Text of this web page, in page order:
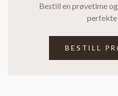
Bestill en prøvetime
perfekte
BESTILL